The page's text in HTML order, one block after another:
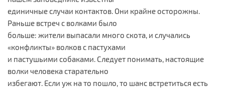
единичные случаи контактов. Они крайне осторожны.
Раньше встреч с волками было
больше: жители выпасали много скота, и случались
«конфликты» волков с пастухами
и пастушьими собаками. Следует понимать, настоящие
волки человека старательно
избегают. Если уж на то пошло, то шанс встретиться есть